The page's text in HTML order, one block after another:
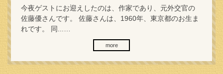
今夜ゲストにお迎えしたのは、作家であり、元外交官の
佐藤優さんです。 佐藤さんは、1960年、東京都のお生ま
れです。 同...…
more